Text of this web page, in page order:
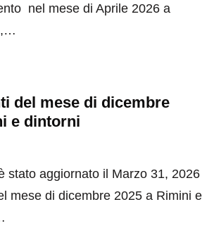
nel mese di Aprile 2026 a
del mese di dicembre
e dintorni
stato aggiornato il Marzo 31, 2026
mese di dicembre 2025 a Rimini e